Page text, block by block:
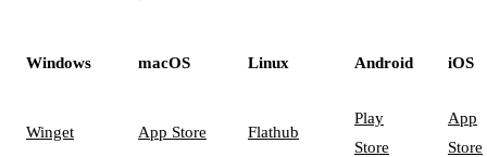
Windows macOS Linux Android iOS
Winget App Store Flathub
Play
Store
App
Store